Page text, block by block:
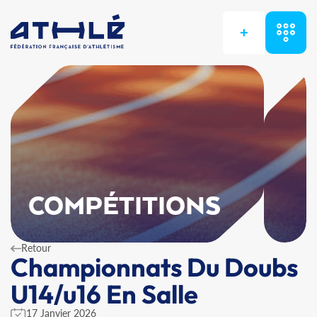
+
COMPÉTITIONS
Retour
Championnats Du Doubs
U14/u16 En Salle
17 Janvier 2026